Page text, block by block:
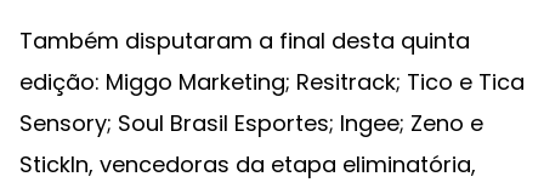
Também disputaram a final desta quinta
edição: Miggo Marketing; Resitrack; Tico e Tica
Sensory; Soul Brasil Esportes; Ingee; Zeno e
StickIn, vencedoras da etapa eliminatória,